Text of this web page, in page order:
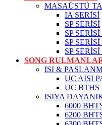
MASAÜSTÜ
IA SERİSİ
SP SERİSİ
SP
SP
SP
SONG
ISI &
UC AISI
UC BTHS
ISIYA
6000
6200